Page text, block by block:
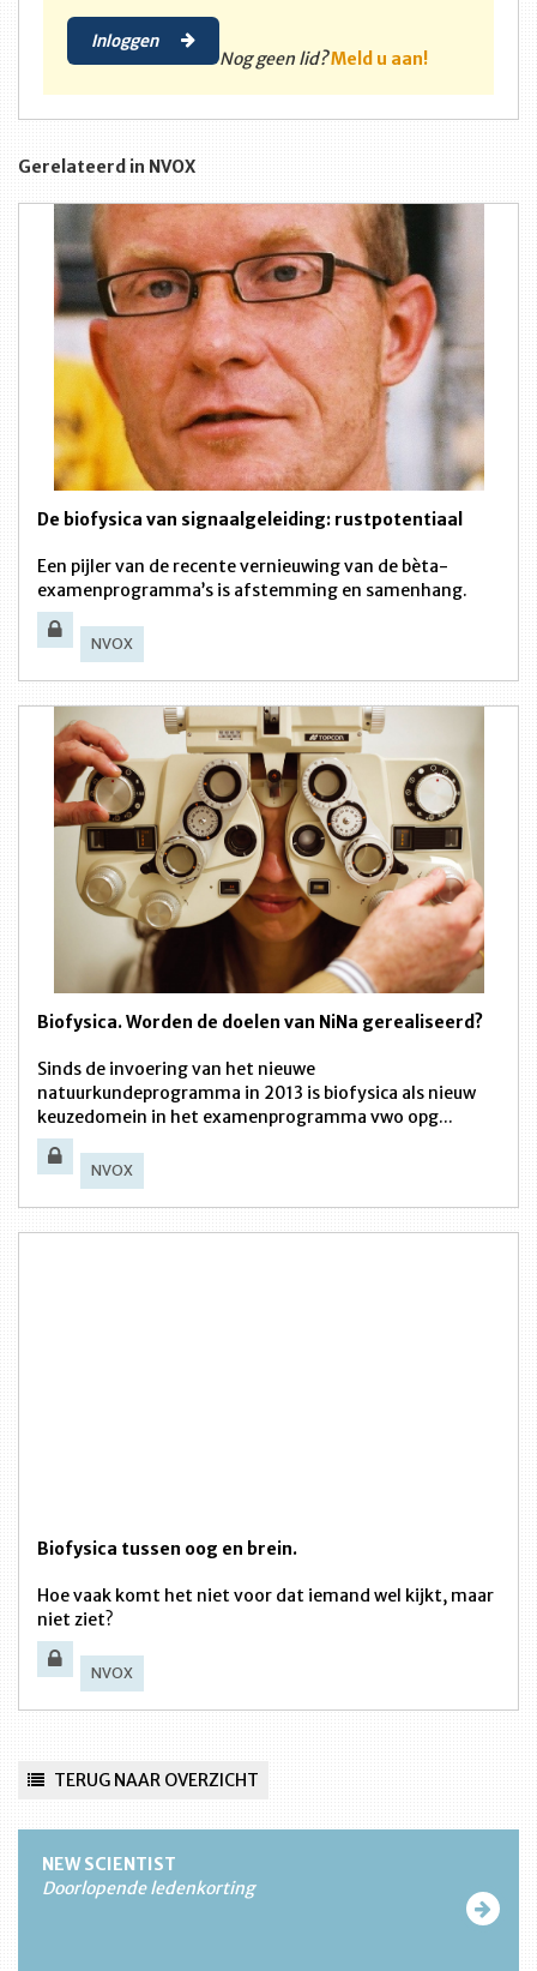
Inloggen
Nog geen lid?Meld u aan!
Gerelateerd in NVOX
De biofysica van signaalgeleiding: rustpotentiaal
Een pijler van de recente vernieuwing van de bèta-
examenprogramma’s is afstemming en samenhang.
NVOX
Biofysica. Worden de doelen van NiNa gerealiseerd?
Sinds de invoering van het nieuwe
natuurkundeprogramma in 2013 is biofysica als nieuw
keuzedomein in het examenprogramma vwo opg...
NVOX
Biofysica tussen oog en brein.
Hoe vaak komt het niet voor dat iemand wel kijkt, maar
niet ziet?
NVOX
TERUG NAAR OVERZICHT
NEW SCIENTIST
Doorlopende ledenkorting